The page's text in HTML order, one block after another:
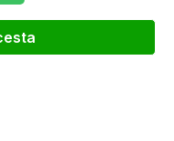
la cantidad